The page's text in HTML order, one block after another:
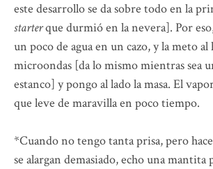
este desarrollo se da sobre todo en la
starterque durmió en la nevera]. Por
un poco de agua en un cazo, y la meto
microondas [da lo mismo mientras sea
estanco] y pongo al lado la masa. El
que leve de maravilla en poco tiempo.
*Cuando no tengo tanta prisa, pero
se alargan demasiado, echo una mantita